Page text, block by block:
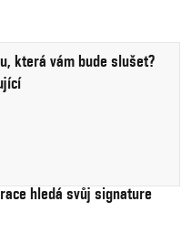
která vám bude slušet?
hledá svůj signature